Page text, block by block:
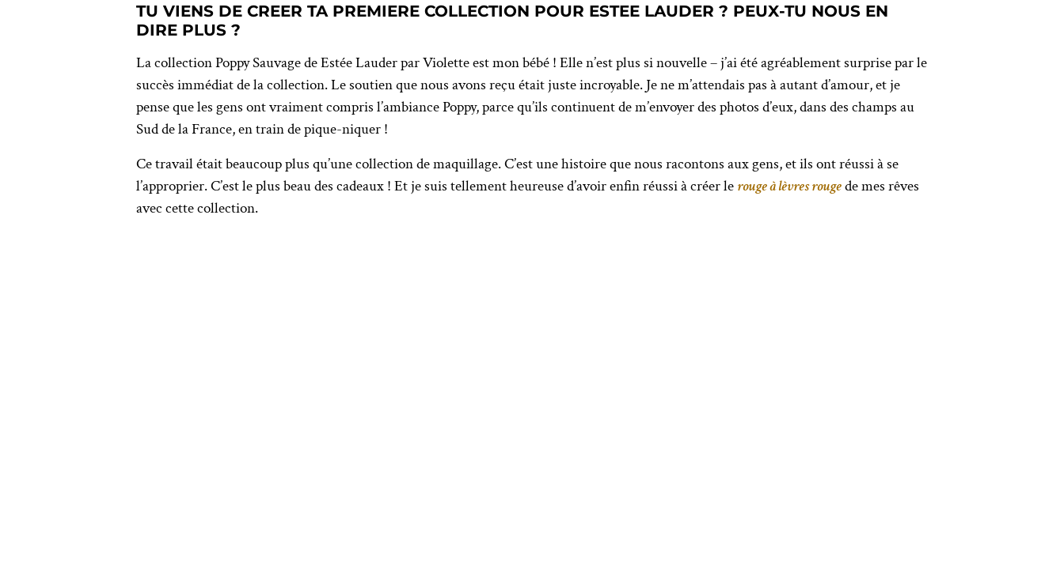
TU VIENS DE CREER TA PREMIERE COLLECTION POUR ESTEE LAUDER ? PEUX-TU NOUS EN
DIRE PLUS ?
La collection Poppy Sauvage de Estée Lauder par Violette est mon bébé ! Elle n’est plus si nouvelle – j’ai été agréablement surprise par le
succès immédiat de la collection. Le soutien que nous avons reçu était juste incroyable. Je ne m’attendais pas à autant d’amour, et je
pense que les gens ont vraiment compris l’ambiance Poppy, parce qu’ils continuent de m’envoyer des photos d’eux, dans des champs au
Sud de la France, en train de pique-niquer !
Ce travail était beaucoup plus qu’une collection de maquillage. C’est une histoire que nous racontons aux gens, et ils ont réussi à se
l’approprier. C’est le plus beau des cadeaux ! Et je suis tellement heureuse d’avoir enfin réussi à créer le rouge à lèvres rougede mes rêves
avec cette collection.